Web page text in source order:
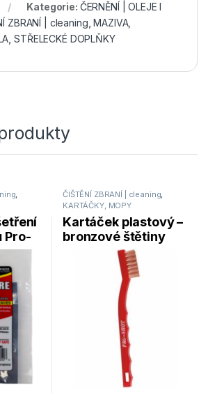
Kategorie: ČERNĚNÍ | OLEJE l
ZBRANÍ | cleaning ,MAZIVA,
,STŘELECKÉ DOPLŇKY
,
Pro-
ČIŠTĚNÍ ZBRANÍ | cleaning,
KARTÁČKY, MOPY
Kartáček plastový –
bronzové štětiny
Pro-Shot Products